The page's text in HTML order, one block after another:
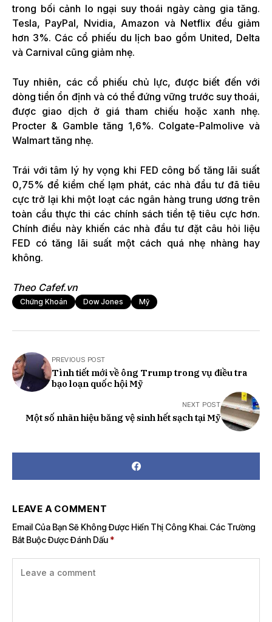
trong bối cảnh lo ngại suy thoái ngày càng gia tăng.
Tesla, PayPal, Nvidia, Amazon và Netflix đều giảm
hơn 3%. Các cổ phiếu du lịch bao gồm United, Delta
và Carnival cũng giảm nhẹ.
Tuy nhiên, các cổ phiếu chủ lực, được biết đến với
dòng tiền ổn định và có thể đứng vững trước suy thoái,
được giao dịch ở giá tham chiếu hoặc xanh nhẹ.
Procter & Gamble tăng 1,6%. Colgate-Palmolive và
Walmart tăng nhẹ.
Trái với tâm lý hy vọng khi FED công bố tăng lãi suất
0,75% để kiềm chế lạm phát, các nhà đầu tư đã tiêu
cực trở lại khi một loạt các ngân hàng trung ương trên
toàn cầu thực thi các chính sách tiền tệ tiêu cực hơn.
Chính điều này khiến các nhà đầu tư đặt câu hỏi liệu
FED có tăng lãi suất một cách quá nhẹ nhàng hay
không.
Theo Cafef.vn
Chứng Khoán Dow Jones Mỹ
PREVIOUS POST
Tình tiết mới về ông Trump trong vụ điều tra
bạo loạn quốc hội Mỹ
NEXT POST
Một số nhãn hiệu băng vệ sinh hết sạch tại Mỹ
LEAVE A COMMENT
Email Của Bạn Sẽ Không Được Hiển Thị Công Khai. Các Trường
Bắt Buộc Được Đánh Dấu *